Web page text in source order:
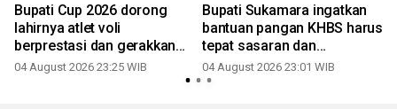
Bupati Cup 2026 dorong
lahirnya atlet voli
berprestasi dan gerakkan
ekonomi daerah
04 August 2026 23:25 WIB
Bupati Sukamara ingatkan
bantuan pangan KHBS harus
tepat sasaran dan
transparan
04 August 2026 23:01 WIB